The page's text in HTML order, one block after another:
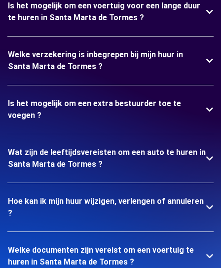
Is het mogelijk om een voertuig voor een lange duur
te huren in Santa Marta de Tormes ?
Welke verzekering is inbegrepen bij mijn huur in
Santa Marta de Tormes ?
Is het mogelijk om een extra bestuurder toe te
voegen ?
Wat zijn de leeftijdsvereisten om een auto te huren in
Santa Marta de Tormes ?
Hoe kan ik mijn huur wijzigen, verlengen of annuleren
?
Welke documenten zijn vereist om een voertuig te
huren in Santa Marta de Tormes ?